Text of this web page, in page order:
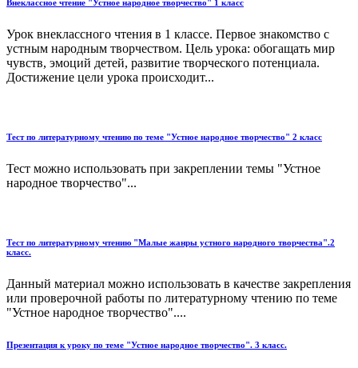
Внеклассное чтение "Устное народное творчество" 1 класс
Урок внеклассного чтения в 1 классе. Первое знакомство с
устным народным творчеством. Цель урока: обогащать мир
чувств, эмоций детей, развитие творческого потенциала.
Достижение цели урока происходит...
Тест по литературному чтению по теме "Устное народное творчество" 2 класс
Тест можно использовать при закреплении темы "Устное
народное творчество"...
Тест по литературному чтению "Малые жанры устного народного творчества".2
класс.
Данный материал можно использовать в качестве закрепления
или проверочной работы по литературному чтению по теме
"Устное народное творчество"....
Презентация к уроку по теме "Устное народное творчество". 3 класс.